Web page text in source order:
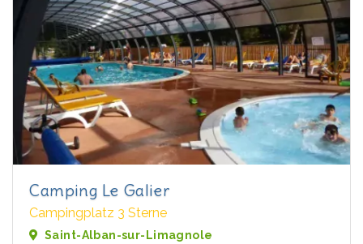
Camping Le Galier
Campingplatz 3 Sterne
Saint-Alban-sur-Limagnole